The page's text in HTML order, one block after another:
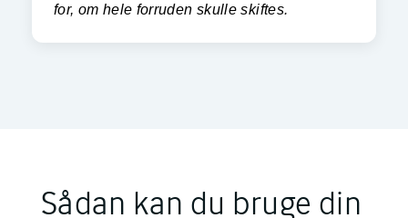
for, om hele forruden skulle skiftes.
Sådan kan du bruge din